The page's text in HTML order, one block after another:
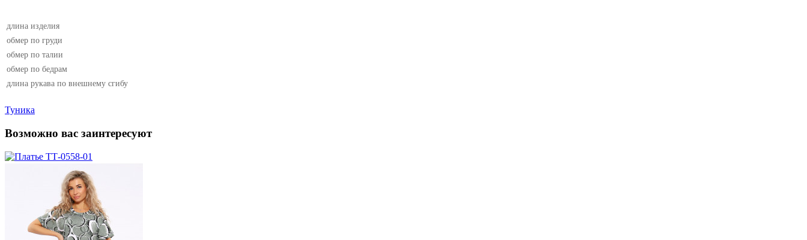
длина изделия
обмер по груди
обмер по талии
обмер по бедрам
длина рукава по внешнему сгибу
Туника
Возможно вас заинтересуют